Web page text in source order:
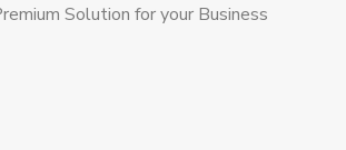
Solution for your Business